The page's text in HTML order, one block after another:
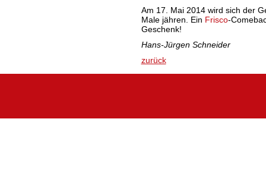
Am 17. Mai 2014 wird sich der
Male jähren. Ein Frisco-
Geschenk!
Hans-Jürgen Schneider
zurück